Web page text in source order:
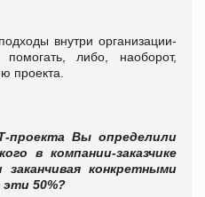
внутри организации-
помогать, либо, наоборот,
проекта.
проекта Вы определили
в компании-заказчике
заканчивая конкретными
50%?